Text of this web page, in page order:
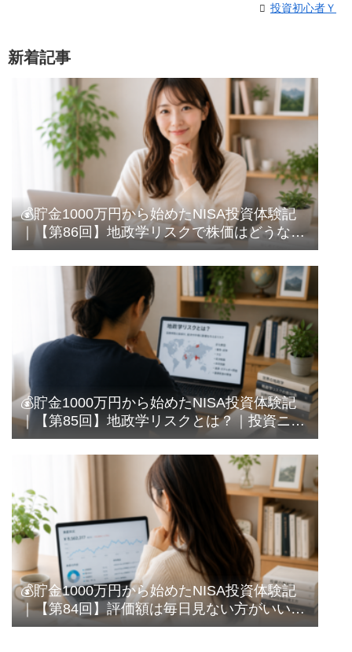
投資初心者Ｙ
新着記事
💰貯金1000万円から始めたNISA投資体験記
｜【第86回】地政学リスクで株価はどうな
る？｜過去の相場を見て感じたこと
💰貯金1000万円から始めたNISA投資体験記
｜【第85回】地政学リスクとは？｜投資ニュ
ースでよく聞く言葉を調べてみた
💰貯金1000万円から始めたNISA投資体験記
｜【第84回】評価額は毎日見ない方がいい？
｜長期投資なのに確認してしまう私